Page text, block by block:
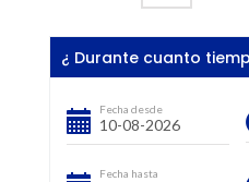
¿ Durante cuanto
Fecha desde
Fecha hasta